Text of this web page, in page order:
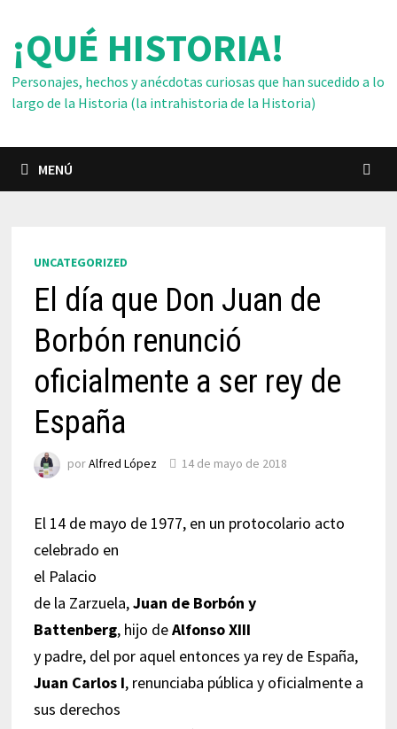
contenido
¡QUÉ HISTORIA!
Personajes, hechos y anécdotas curiosas que han sucedido a lo
largo de la Historia (la intrahistoria de la Historia)
MENÚ
UNCATEGORIZED
El día que Don Juan de
Borbón renunció
oficialmente a ser rey de
España
porAlfred López 14 de mayo de 2018
El 14 de mayo de 1977, en un protocolario acto
celebrado en
el Palacio
de la Zarzuela,Juan de Borbón y
Battenberg, hijo deAlfonso XIII
y padre, del por aquel entonces ya rey de España,
Juan Carlos I, renunciaba pública y oficialmente a
sus derechos